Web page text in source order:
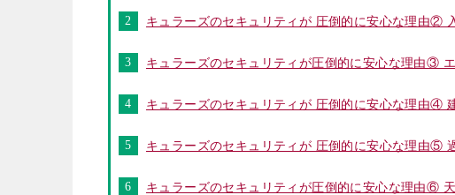
キュラーズのセキュリティが 圧倒的に安心な理由②
キュラーズのセキュリティが圧倒的に安心な理由③
キュラーズのセキュリティが 圧倒的に安心な理由④
キュラーズのセキュリティが 圧倒的に安心な理由⑤
キュラーズのセキュリティが圧倒的に安心な理由⑥